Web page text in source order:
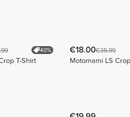
40%
T-Shirt
€18.00€35.99
Motomami LS